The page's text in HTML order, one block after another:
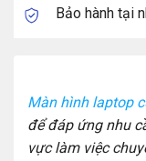
Bảo hành tại
Màn hình laptop
để đáp ứng nhu
vực làm việc